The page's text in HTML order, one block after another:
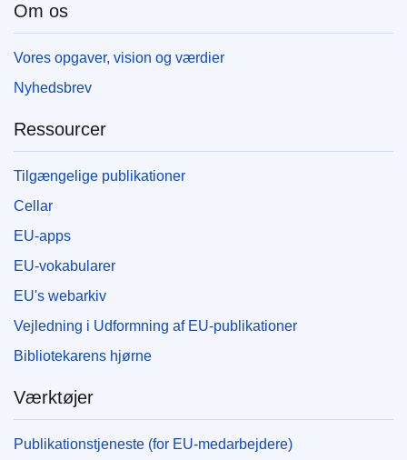
Om os
Vores opgaver, vision og værdier
Nyhedsbrev
Ressourcer
Tilgængelige publikationer
Cellar
EU-apps
EU-vokabularer
EU's webarkiv
Vejledning i Udformning af EU-publikationer
Bibliotekarens hjørne
Værktøjer
Publikationstjeneste (for EU-medarbejdere)